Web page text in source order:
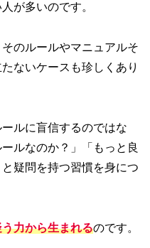
が多いのです。
のルールやマニュアルそ
ないケースも珍しくあり
ルに盲信するのではな
ルなのか？」「もっと良
疑問を持つ習慣を身につ
力から生まれるのです。